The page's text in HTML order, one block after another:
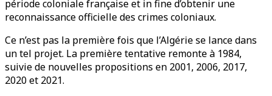
période coloniale française et in fine d’obtenir une
reconnaissance officielle des crimes coloniaux.
Ce n’est pas la première fois que l’Algérie se lance dans
un tel projet. La première tentative remonte à 1984,
suivie de nouvelles propositions en 2001, 2006, 2017,
2020 et 2021.